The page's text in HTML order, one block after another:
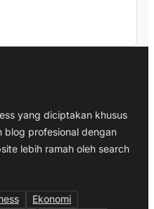
yang diciptakan khusus
blog profesional dengan
lebih ramah oleh search
Ekonomi